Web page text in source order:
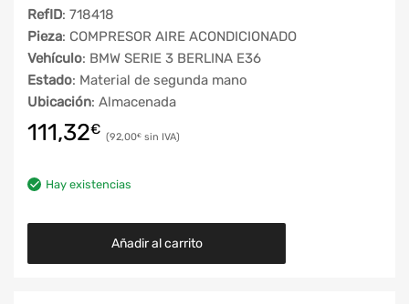
RefID: 718418
Pieza: COMPRESOR AIRE ACONDICIONADO
Vehículo: BMW SERIE 3 BERLINA E36
Estado: Material de segunda mano
Ubicación: Almacenada
111,32€ 92,00€
Hay existencias
Añadir al carrito